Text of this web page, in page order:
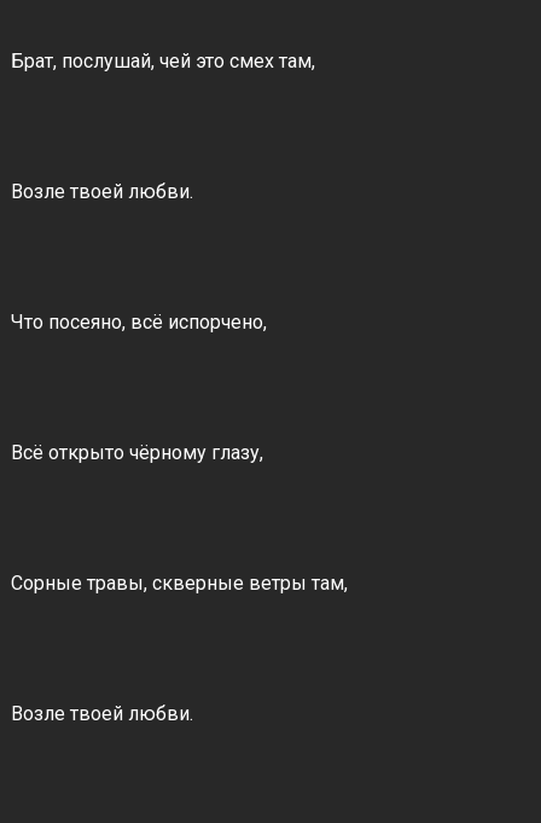
Брат, послушай, чей это смех там,
Возле твоей любви.
Что посеяно, всё испорчено,
Всё открыто чёрному глазу,
Сорные травы, скверные ветры там,
Возле твоей любви.